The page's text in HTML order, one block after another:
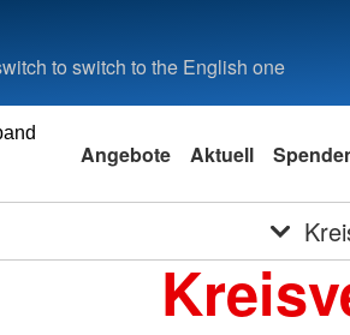
to switch to the English one
Angebote Aktuell